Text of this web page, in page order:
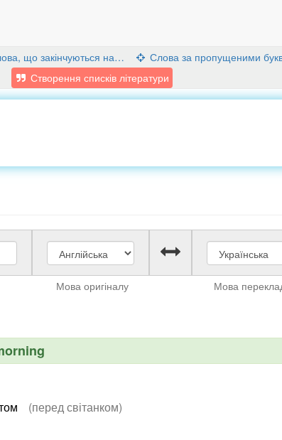
що закінчуються на… Слова за пропущеними
Створення списків літератури
Мова оригіналу Мова
(перед світанком)